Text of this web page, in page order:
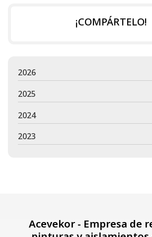
¡COMPÁRTELO!
2026
2025
2024
2023
Acevekor - Empresa de